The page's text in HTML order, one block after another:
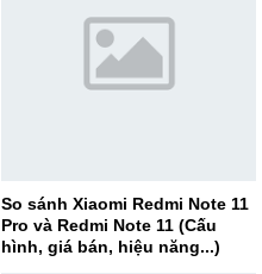
So sánh Xiaomi Redmi Note 11
Pro và Redmi Note 11 (Cấu
hình, giá bán, hiệu năng...)